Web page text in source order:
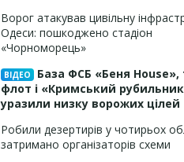
Ворог атакував цивільну
Одеси: пошкоджено стадіон
«Чорноморець»
ВІДЕО
База ФСБ «Беня House»,
флот і «Кримський
уразили низку ворожих цілей
Робили дезертирів у чотирьох
затримано організаторів схеми